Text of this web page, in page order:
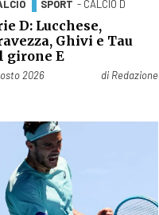
SPORT - CALCIO D
D: Lucchese,
Ghivi e Tau
girone E
il
2026 di Redazione